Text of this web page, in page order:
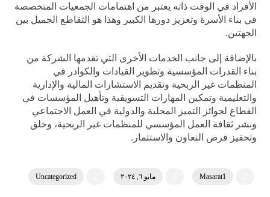
الأفراد في الوقت ذاته يعتبر من اهتمامات الجمعيات المتخصصة
في بناء الأسرة وتعزيز دورها الكبير وهذا هو التقاطع الجميل بين
الجهتين.
بالإضافة إلى جانب الخدمات الأخرى التي تقدمها الشركة من
بناء القدرات المؤسسية وتطوير القيادات والكوادر في
المنظمات غير الربحية وتقديم الاستشارات المالية والإدارية
والتعليمية وتمكين المهارات التسويقية وتأهيل المؤسسات في
القطاع لجوائز التميز المحلية والدولية في العمل الاجتماعي
ونشر ثقافة العمل المؤسسي للمنظمات غير الربحية، وخلق
وتحفيز فرص التعاون والاستثمار.
Masarat1 مايو ٦, ٢٠٢٤ Uncategorized